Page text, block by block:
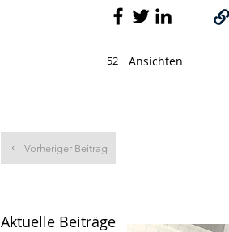
Ansichten
52
Vorheriger Beitrag
Aktuelle Beiträge